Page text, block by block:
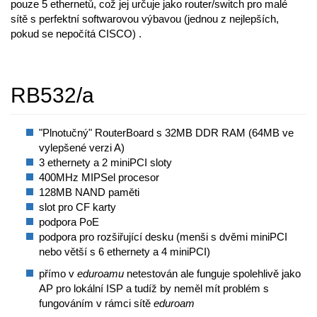
pouze 5 ethernetů, což jej určuje jako router/switch pro malé
sítě s perfektní softwarovou výbavou (jednou z nejlepších,
pokud se nepočítá CISCO) .
RB532/a
"Plnotučný" RouterBoard s 32MB DDR RAM (64MB ve
vylepšené verzi A)
3 ethernety a 2 miniPCI sloty
400MHz MIPSel procesor
128MB NAND paměti
slot pro CF karty
podpora PoE
podpora pro rozšiřující desku (menši s dvěmi miniPCI
nebo větší s 6 ethernety a 4 miniPCI)
přímo v eduroamu netestován ale funguje spolehlivě jako
AP pro lokální ISP a tudíž by neměl mít problém s
fungováním v rámci sítě eduroam